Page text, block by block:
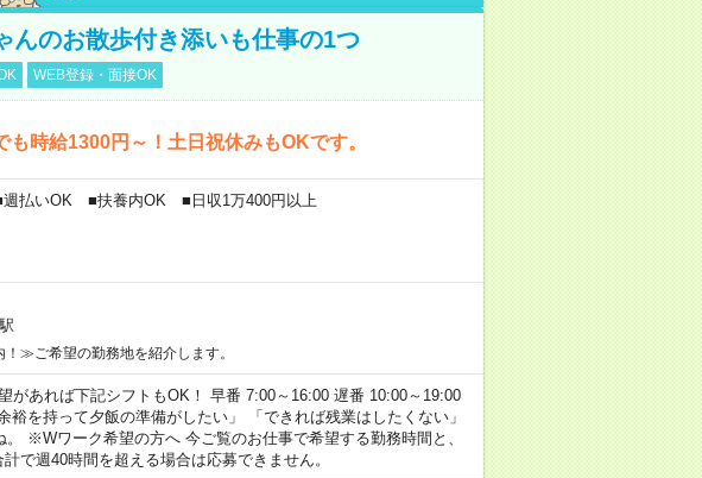
んのお散歩付き添いも仕事の1つ
WEB登録・面接OK
時給1300円～！土日祝休みもOKです。
払いOK ■扶養内OK ■日収1万400円以上
≫ご希望の勤務地を紹介します。
があれば下記シフトもOK！ 早番 7:00～16:00 遅番 10:00～19:00
裕を持って夕飯の準備がしたい」 「できれば残業はしたくない」
※Wワーク希望の方へ 今ご覧のお仕事で希望する勤務時間と、
で週40時間を超える場合は応募できません。